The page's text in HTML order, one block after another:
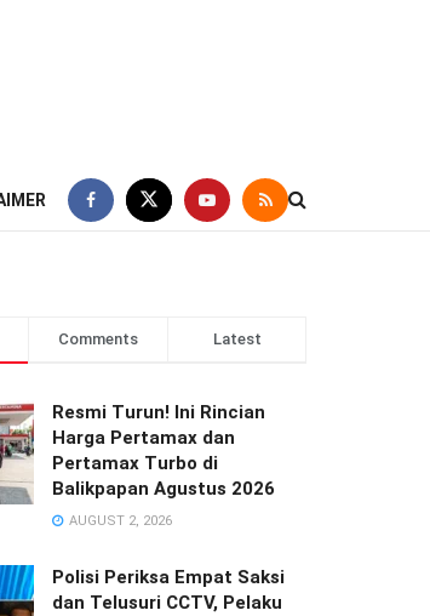
Comments Latest
Resmi Turun! Ini Rincian
Harga Pertamax dan
Pertamax Turbo di
Balikpapan Agustus 2026
AUGUST 2, 2026
Polisi Periksa Empat Saksi
dan Telusuri CCTV, Pelaku